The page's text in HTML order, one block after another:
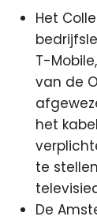
Het
T-
van de
het
te
De